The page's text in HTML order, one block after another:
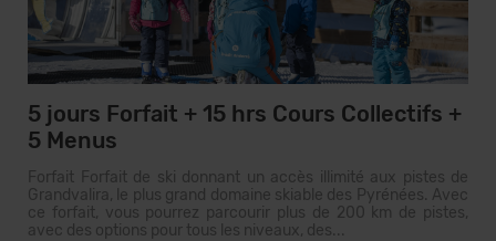
5 jours Forfait + 15 hrs Cours Collectifs +
5 Menus
Forfait Forfait de ski donnant un accès illimité aux pistes de
Grandvalira, le plus grand domaine skiable des Pyrénées. Avec
ce forfait, vous pourrez parcourir plus de 200 km de pistes,
avec des options pour tous les niveaux, des...